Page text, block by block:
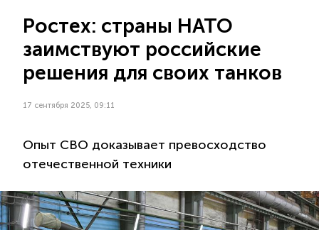
Ростех: страны НАТО
заимствуют российские
решения для своих танков
17 сентября 2025, 09:11
Опыт СВО доказывает превосходство
отечественной техники